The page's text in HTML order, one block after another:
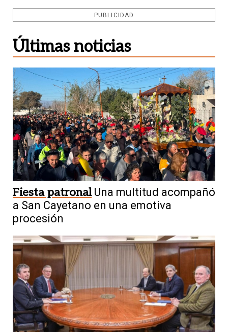
PUBLICIDAD
Últimas noticias
Fiesta patronal Una multitud acompañó
a San Cayetano en una emotiva
procesión